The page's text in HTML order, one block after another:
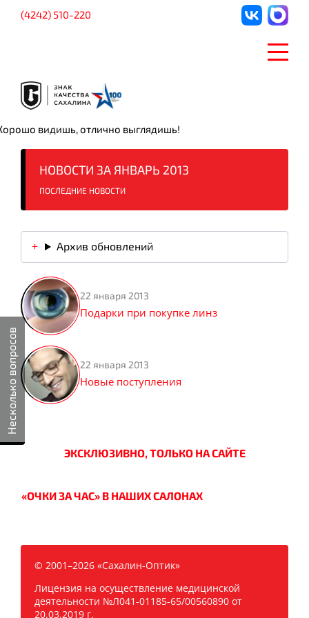
Несколько вопросов
видишь, отлично выглядишь!
(4242) 510-220
НОВОСТИ ЗА ЯНВАРЬ 2013
ПОСЛЕДНИЕ НОВОСТИ
Архив обновлений
22 января 2013
Подарки при покупке линз
22 января 2013
Новые поступления
ЭКСКЛЮЗИВНО, ТОЛЬКО НА САЙТЕ
«ОЧКИ ЗА ЧАС» В НАШИХ САЛОНАХ
© 2001–2026 «Сахалин-Оптик»
Лицензия на осуществление медицинской
деятельности №Л041-01185-65/00560890 от
20.03.2019 г.